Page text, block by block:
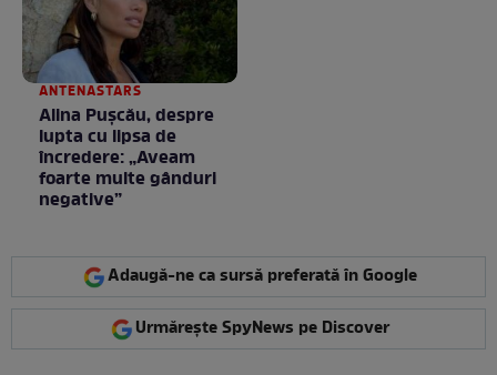
ANTENASTARS
Alina Pușcău, despre
lupta cu lipsa de
încredere: „Aveam
foarte multe gânduri
negative”
Adaugă-ne ca sursă preferată în Google
Urmărește SpyNews pe Discover